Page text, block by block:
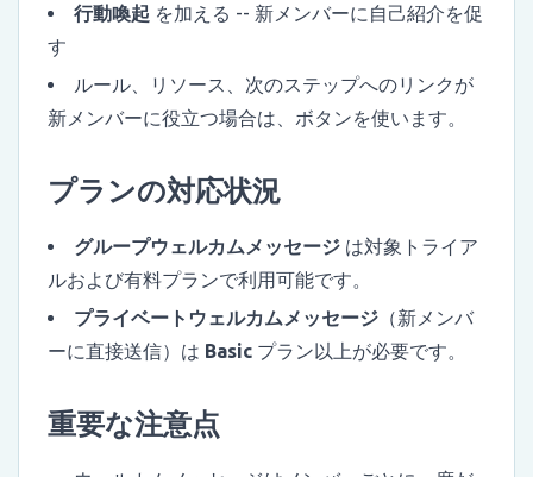
行動喚起 を加える -- 新メンバーに自己紹介を促
す
ルール、リソース、次のステップへのリンクが
新メンバーに役立つ場合は、ボタンを使います。
プランの対応状況
グループウェルカムメッセージ は対象トライア
ルおよび有料プランで利用可能です。
プライベートウェルカムメッセージ （新メンバ
ーに直接送信）は Basic プラン以上が必要です。
重要な注意点